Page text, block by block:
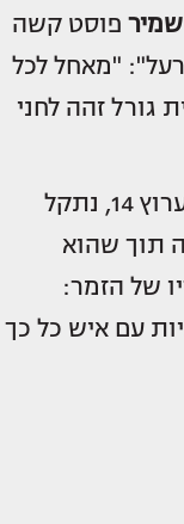
פוסט קשה
"מאחל לכל
גורל זהה לחני
, מגיש הפטריוטים בערוץ 14, נתקל
תוך שהוא
של הזמר:
עם איש כל כך